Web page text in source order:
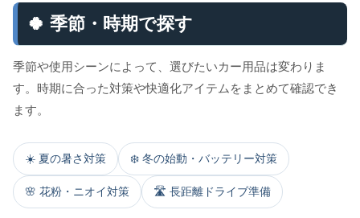
🍀 季節・時期で探す
季節や使用シーンによって、選びたいカー用品は変わりま
す。時期に合った対策や快適化アイテムをまとめて確認でき
ます。
☀️ 夏の暑さ対策 ❄️ 冬の始動・バッテリー対策
🌸 花粉・ニオイ対策 🛣️ 長距離ドライブ準備